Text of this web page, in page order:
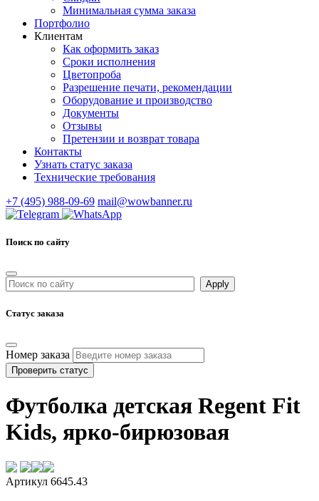
Минимальная сумма заказа
Портфолио
Клиентам
Как оформить заказ
Сроки исполнения
Цветопроба
Разрешение печати, рекомендации
Оборудование и производство
Документы
Отзывы
Претензии и возврат товара
Контакты
Узнать статус заказа
Технические требования
+7 (495) 988-09-69 mail@wowbanner.ru
Поиск по сайту
Статус заказа
Номер заказа
Проверить статус
Футболка детская Regent Fit
Kids, ярко-бирюзовая
Артикул 6645.43